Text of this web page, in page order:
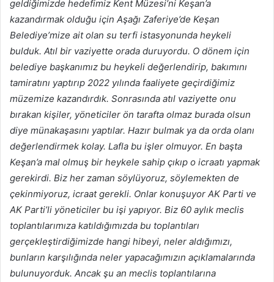
geldiğimizde hedefimiz Kent Müzesi’ni Keşan’a
kazandırmak olduğu için Aşağı Zaferiye’de Keşan
Belediye’mize ait olan su terfi istasyonunda heykeli
bulduk. Atıl bir vaziyette orada duruyordu. O dönem için
belediye başkanımız bu heykeli değerlendirip, bakımını
tamiratını yaptırıp 2022 yılında faaliyete geçirdiğimiz
müzemize kazandırdık. Sonrasında atıl vaziyette onu
bırakan kişiler, yöneticiler ön tarafta olmaz burada olsun
diye münakaşasını yaptılar. Hazır bulmak ya da orda olanı
değerlendirmek kolay. Lafla bu işler olmuyor. En başta
Keşan’a mal olmuş bir heykele sahip çıkıp o icraatı yapmak
gerekirdi. Biz her zaman söylüyoruz, söylemekten de
çekinmiyoruz, icraat gerekli. Onlar konuşuyor AK Parti ve
AK Parti’li yöneticiler bu işi yapıyor. Biz 60 aylık meclis
toplantılarımıza katıldığımızda bu toplantıları
gerçekleştirdiğimizde hangi hibeyi, neler aldığımızı,
bunların karşılığında neler yapacağımızın açıklamalarında
bulunuyorduk. Ancak şu an meclis toplantılarına